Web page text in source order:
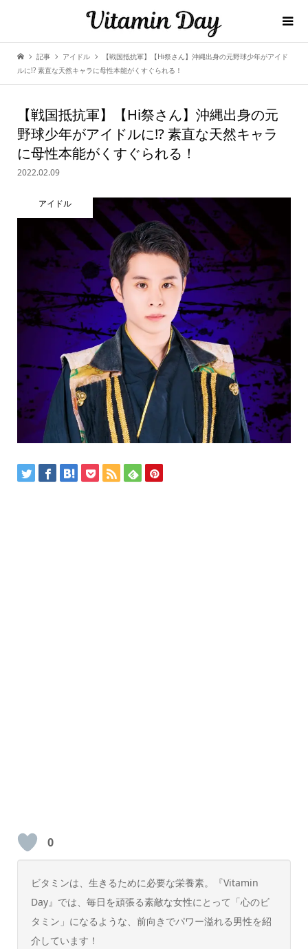
記事 アイドル
【戦国抵抗軍】【Hi祭さん】沖縄出身の元野球少年がアイド
ルに!? 素直な天然キャラに母性本能がくすぐられる！
【戦国抵抗軍】【Hi祭さん】沖縄出身の元
野球少年がアイドルに!? 素直な天然キャラ
に母性本能がくすぐられる！
2022.02.09
アイドル
0
ビタミンは、生きるために必要な栄養素。『Vitamin
Day』では、毎日を頑張る素敵な女性にとって「心のビ
タミン」になるような、前向きでパワー溢れる男性を紹
介しています！